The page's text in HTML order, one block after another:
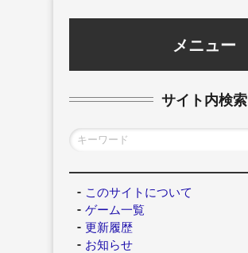
メニュー
サイト内検索
このサイトについて
ゲーム一覧
更新履歴
お知らせ